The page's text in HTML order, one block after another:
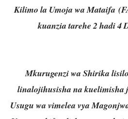
Kilimo la Umoja wa Mataifa
kuanzia tarehe 2 hadi 4
Mkurugenzi wa Shirika
linalojihusisha na kuelimisha
Usugu wa vimelea vya